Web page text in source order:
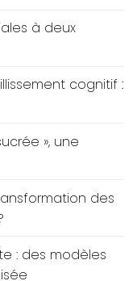
à deux
cognitif :
», une
des
: des modèles